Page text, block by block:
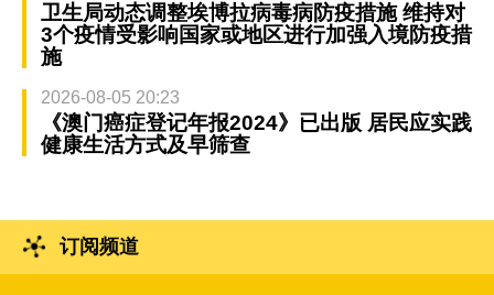
卫生局动态调整埃博拉病毒病防疫措施 维持对
3个疫情受影响国家或地区进行加强入境防疫措
施
2026-08-05 20:23
《澳门癌症登记年报2024》已出版 居民应实践
健康生活方式及早筛查
订阅频道